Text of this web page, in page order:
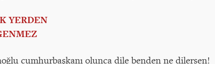
YERDEN
cumhurbaşkanı olunca dile benden ne dilersen!